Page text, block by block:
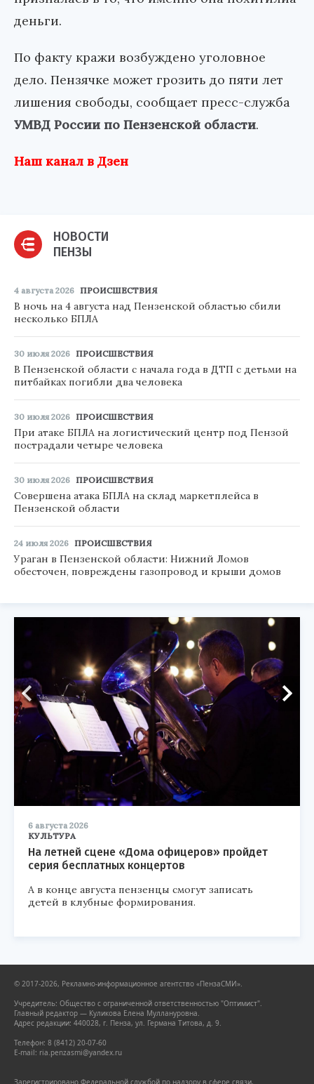
деньги.
По факту кражи возбуждено уголовное
дело. Пензячке может грозить до пяти лет
лишения свободы, сообщает пресс-служба
УМВД России по Пензенской области.
Наш канал в Дзен
НОВОСТИ
ПЕНЗЫ
4 августа 2026 ПРОИСШЕСТВИЯ
В ночь на 4 августа над Пензенской областью сбили
несколько БПЛА
30 июля 2026 ПРОИСШЕСТВИЯ
В Пензенской области с начала года в ДТП с детьми на
питбайках погибли два человека
30 июля 2026 ПРОИСШЕСТВИЯ
При атаке БПЛА на логистический центр под Пензой
пострадали четыре человека
30 июля 2026 ПРОИСШЕСТВИЯ
Совершена атака БПЛА на склад маркетплейса в
Пензенской области
24 июля 2026 ПРОИСШЕСТВИЯ
Ураган в Пензенской области: Нижний Ломов
обесточен, повреждены газопровод и крыши домов
6 августа 2026
КУЛЬТУРА
На летней сцене «Дома офицеров» пройдет
серия бесплатных концертов
А в конце августа пензенцы смогут записать
детей в клубные формирования.
© 2017-2026, Рекламно-информационное агентство «ПензаСМИ».
Учредитель: Общество с ограниченной ответственностью "Оптимист".
Главный редактор — Куликова Елена Муллануровна.
Адрес редакции: 440028, г. Пенза, ул. Германа Титова, д. 9.
Телефон: 8 (8412) 20-07-60
E-mail: ria.penzasmi@yandex.ru
Зарегистрировано Федеральной службой по надзору в сфере связи,